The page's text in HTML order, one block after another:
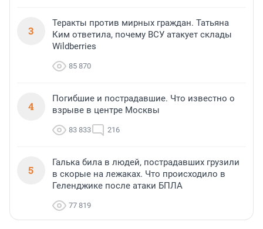
3
Теракты против мирных граждан. Татьяна
Ким ответила, почему ВСУ атакует склады
Wildberries
85 870
4
Погибшие и пострадавшие. Что известно о
взрыве в центре Москвы
83 833 216
5
Галька била в людей, пострадавших грузили
в скорые на лежаках. Что происходило в
Геленджике после атаки БПЛА
77 819